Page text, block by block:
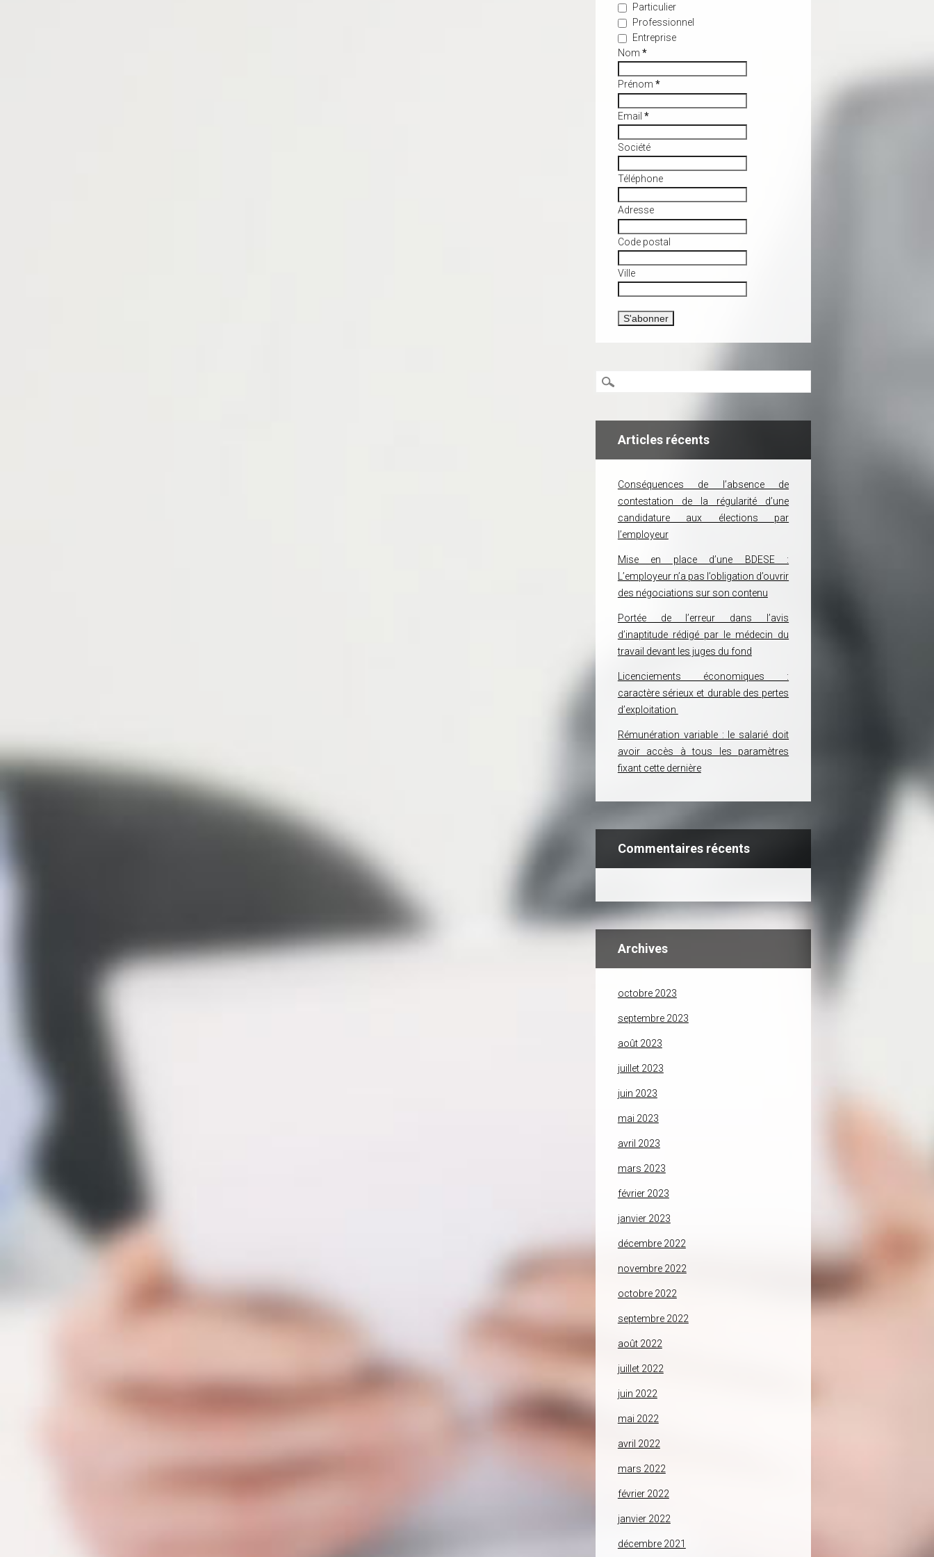
Particulier
Professionnel
Entreprise
Nom *
Prénom *
Email *
Société
Téléphone
Adresse
Code postal
Ville
Articles récents
Conséquences de l’absence de
contestation de la régularité d’une
candidature aux élections par
l’employeur
Mise en place d’une BDESE :
L’employeur n’a pas l’obligation d’ouvrir
des négociations sur son contenu
Portée de l’erreur dans l’avis
d’inaptitude rédigé par le médecin du
travail devant les juges du fond
Licenciements économiques :
caractère sérieux et durable des pertes
d’exploitation
Rémunération variable : le salarié doit
avoir accès à tous les paramètres
fixant cette dernière
Commentaires récents
Archives
octobre 2023
septembre 2023
août 2023
juillet 2023
juin 2023
mai 2023
avril 2023
mars 2023
février 2023
janvier 2023
décembre 2022
novembre 2022
octobre 2022
septembre 2022
août 2022
juillet 2022
juin 2022
mai 2022
avril 2022
mars 2022
février 2022
janvier 2022
décembre 2021